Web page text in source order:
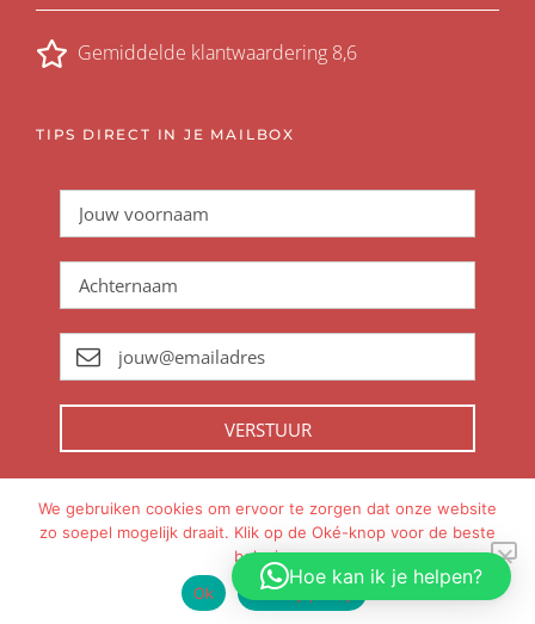
Gemiddelde klantwaardering 8,6
TIPS DIRECT IN JE MAILBOX
VERSTUUR
gemaakt inAmsterdam
Hoe kan ik je helpen?
We gebruiken cookies om ervoor te zorgen dat onze website
zo soepel mogelijk draait. Klik op de Oké-knop voor de beste
beleving.
Ok
Privacy policy